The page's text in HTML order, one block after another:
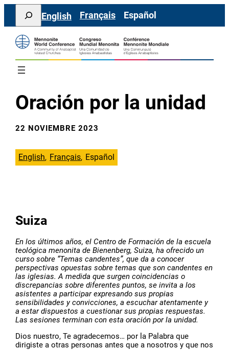
Saltar
contenido
Search
English Français Español
Oración por la unidad
22 NOVIEMBRE 2023
English Français Español
Suiza
En los últimos años, el Centro de Formación de la escuela
teológica menonita de Bienenberg, Suiza, ha ofrecido un
curso sobre “Temas candentes”, que da a conocer
perspectivas opuestas sobre temas que son candentes en
las iglesias. A medida que surgen coincidencias o
discrepancias sobre diferentes puntos, se invita a los
asistentes a participar expresando sus propias
sensibilidades y convicciones, a escuchar atentamente y
a estar dispuestos a cuestionar sus propias respuestas.
Las sesiones terminan con esta oración por la unidad.
Dios nuestro, Te agradecemos… por la Palabra que
dirigiste a otras personas antes que a nosotros y que nos